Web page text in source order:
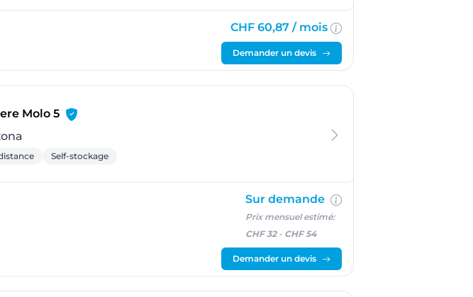
CHF 60,87 / mois
Demander un devis
Molo 5- Bellinzona
Self-stockage
Sur demande
Prix mensuel estimé:
CHF 32- CHF 54
Demander un devis